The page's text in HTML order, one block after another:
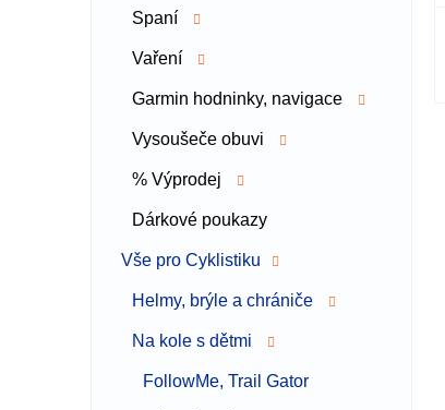
Spaní
Vaření
Garmin hodninky, navigace
Vysoušeče obuvi
% Výprodej
Dárkové poukazy
Vše pro Cyklistiku
Helmy, brýle a chrániče
Na kole s dětmi
FollowMe, Trail Gator